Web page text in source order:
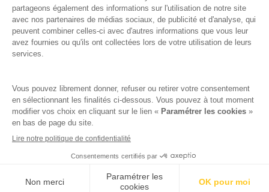
MODÉRATION.
Famille Lafage
RGPD – Politique de confidentialité
Réalisation par AttrapTemps